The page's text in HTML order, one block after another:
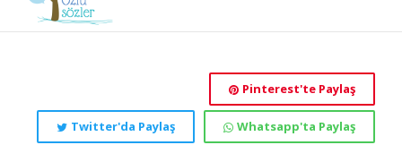
Pinterest'te Paylaş
Whatsapp'ta Paylaş
Twitter'da Paylaş